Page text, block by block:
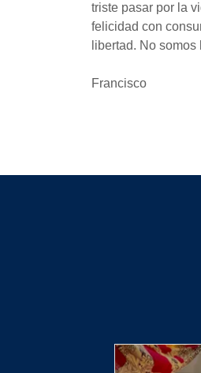
triste pasar por la
felicidad con
libertad. No
Francisco